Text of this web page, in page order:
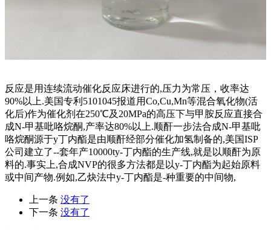
反应是用连续流动催化反应床进行的,压力为常压，收率达
90%以上.美国专利5101045报道用Co,Cu,Mn等混合氧化物(活
化后)作为催化剂在250℃及20MPa的高压下与甲胺反应直接合
成N-甲基吡咯烷酮,产率达80%以上.顺酐一步法合成N-甲基吡
咯烷酮源于y丁内酯是由顺酐经部分催化加氢制备的,美国ISP
公司建立了--套年产10000ty-丁内酯的生产线,就是以顺酐为原
料的.事实上,合成NVP的很多方法都是以y-丁内酯为起始原料
或中间产物.例如,乙炔法中y-丁内酯是-种重要的中间物,
上一条 没有了
下一条 没有了